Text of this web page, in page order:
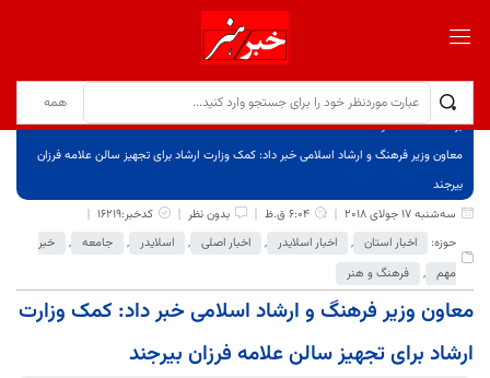
برگ نخست
نوشته‌ها
معاون وزیر فرهنگ و ارشاد اسلامی خبر داد: کمک وزارت ارشاد برای تجهیز سالن علامه فرزان
بیرجند
سه‌شنبه 17 جولای 2018
6:04 ق.ظ بدون نظر
کدخبر:16219
حوزه:
اخبار استان , اخبار اسلایدر , اخبار اصلی , اسلایدر , جامعه ,
خبر
مهم , فرهنگ و هنر
معاون وزیر فرهنگ و ارشاد اسلامی خبر داد: کمک وزارت
ارشاد برای تجهیز سالن علامه فرزان بیرجند